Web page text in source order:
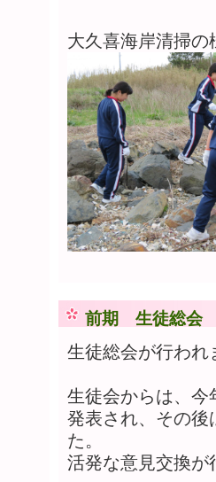
大久喜海岸清掃の
前期 生徒総会
生徒総会が行われ
生徒会からは、
発表され、その後
た。
活発な意見交換が